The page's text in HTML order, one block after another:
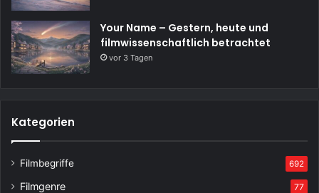
Your Name – Gestern, heute und
filmwissenschaftlich betrachtet
vor 3 Tagen
Kategorien
Filmbegriffe 692
Filmgenre 77